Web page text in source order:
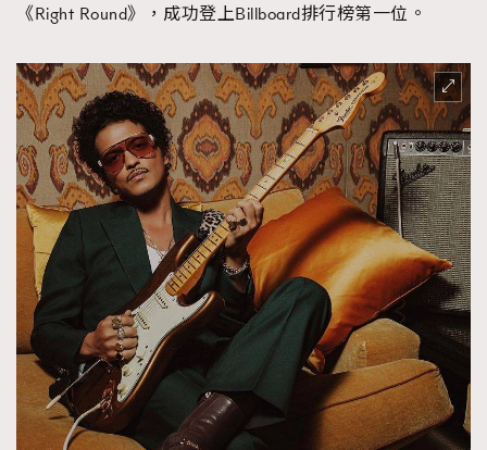
《Right Round》，成功登上Billboard排行榜第一位。